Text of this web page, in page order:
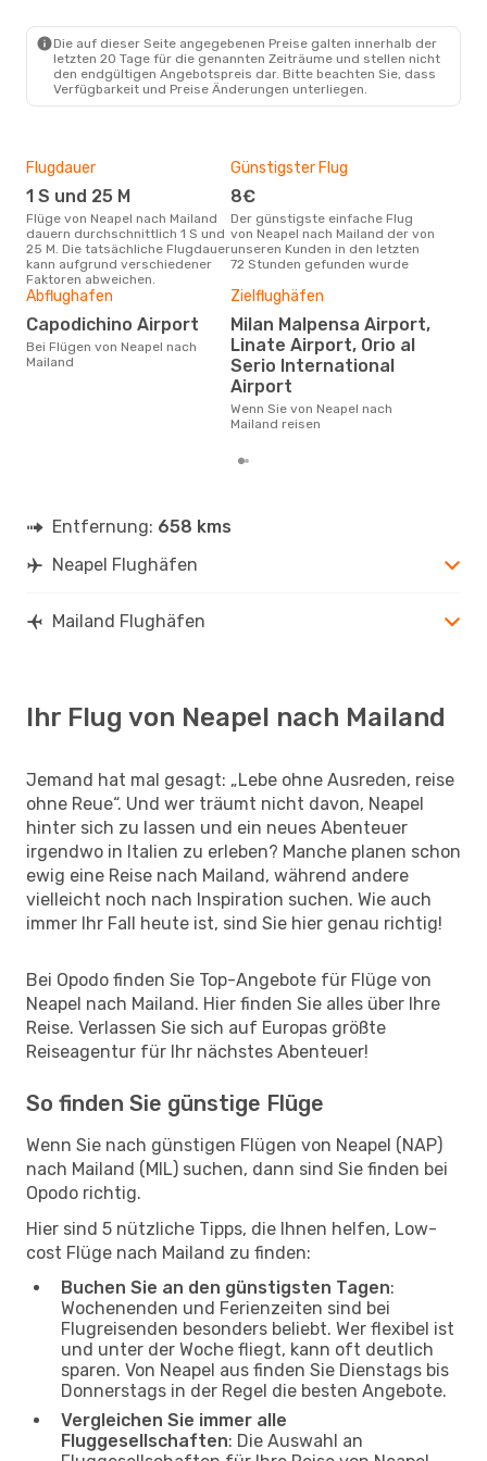
Die auf dieser Seite angegebenen Preise galten innerhalb der
letzten 20 Tage für die genannten Zeiträume und stellen nicht
den endgültigen Angebotspreis dar. Bitte beachten Sie, dass
Verfügbarkeit und Preise Änderungen unterliegen.
Flugdauer
1 S und 25 M
Flüge von Neapel nach Mailand
dauern durchschnittlich 1 S und
25 M. Die tatsächliche Flugdauer
kann aufgrund verschiedener
Faktoren abweichen.
Günstigster Flug
8€
Der günstigste einfache Flug
von Neapel nach Mailand der von
unseren Kunden in den letzten
72 Stunden gefunden wurde
Abflughafen
Capodichino Airport
Bei Flügen von Neapel nach
Mailand
Zielflughäfen
Milan Malpensa Airport,
Linate Airport, Orio al
Serio International
Airport
Wenn Sie von Neapel nach
Mailand reisen
Entfernung: 658 kms
Neapel Flughäfen
Mailand Flughäfen
Ihr Flug von Neapel nach Mailand
Jemand hat mal gesagt: „Lebe ohne Ausreden, reise
ohne Reue“. Und wer träumt nicht davon, Neapel
hinter sich zu lassen und ein neues Abenteuer
irgendwo in Italien zu erleben? Manche planen schon
ewig eine Reise nach Mailand, während andere
vielleicht noch nach Inspiration suchen. Wie auch
immer Ihr Fall heute ist, sind Sie hier genau richtig!
Bei Opodo finden Sie Top-Angebote für Flüge von
Neapel nach Mailand. Hier finden Sie alles über Ihre
Reise. Verlassen Sie sich auf Europas größte
Reiseagentur für Ihr nächstes Abenteuer!
So finden Sie günstige Flüge
Wenn Sie nach günstigen Flügen von Neapel (NAP)
nach Mailand (MIL) suchen, dann sind Sie finden bei
Opodo richtig.
Hier sind 5 nützliche Tipps, die Ihnen helfen, Low-
cost Flüge nach Mailand zu finden:
Buchen Sie an den günstigsten Tagen:
Wochenenden und Ferienzeiten sind bei
Flugreisenden besonders beliebt. Wer flexibel ist
und unter der Woche fliegt, kann oft deutlich
sparen. Von Neapel aus finden Sie Dienstags bis
Donnerstags in der Regel die besten Angebote.
Vergleichen Sie immer alle
Fluggesellschaften: Die Auswahl an